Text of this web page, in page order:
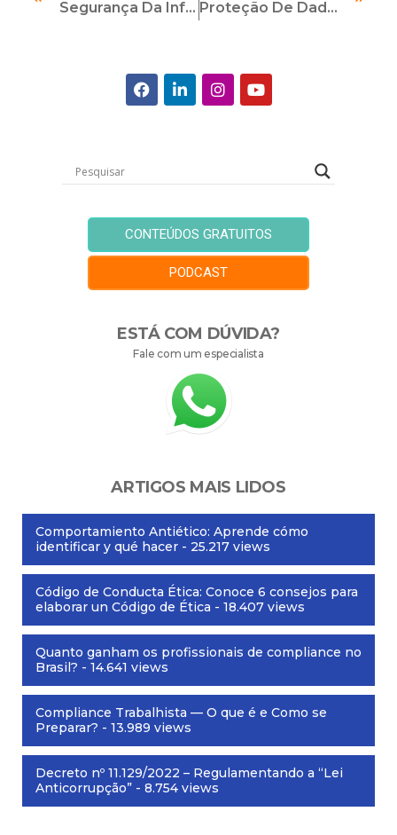
Segurança Da Informação Nas Cidades Inteligentes Proteção De Dados: Entenda Os Principais Pontos Da Nova Lei
CONTEÚDOS GRATUITOS
PODCAST
ESTÁ COM DÚVIDA?
Fale com um especialista
ARTIGOS MAIS LIDOS
Comportamiento Antiético: Aprende cómo
identificar y qué hacer - 25.217 views
Código de Conducta Ética: Conoce 6 consejos para
elaborar un Código de Ética - 18.407 views
Quanto ganham os profissionais de compliance no
Brasil? - 14.641 views
Compliance Trabalhista — O que é e Como se
Preparar? - 13.989 views
Decreto nº 11.129/2022 – Regulamentando a “Lei
Anticorrupção” - 8.754 views